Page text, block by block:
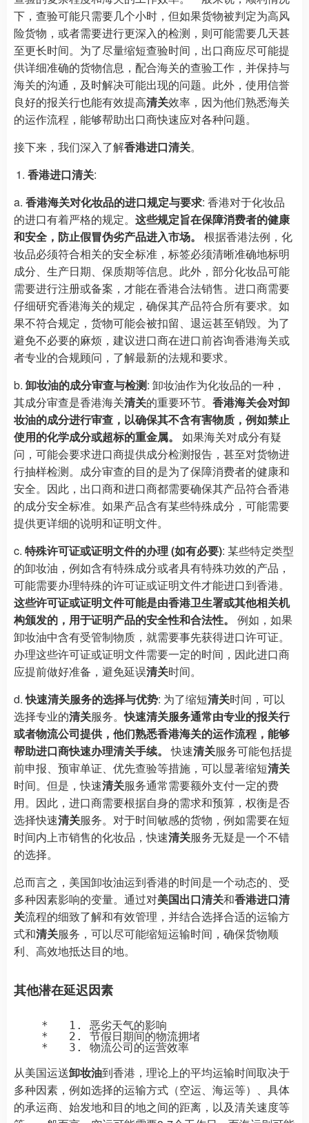
下，查验可能只需要几个小时，但如果货物被判定为高风
险货物，或者需要进行更深入的检测，则可能需要几天甚
至更长时间。为了尽量缩短查验时间，出口商应尽可能提
供详细准确的货物信息，配合海关的查验工作，并保持与
海关的沟通，及时解决可能出现的问题。此外，使用信誉
良好的报关行也能有效提高清关效率，因为他们熟悉海关
的运作流程，能够帮助出口商快速应对各种问题。
接下来，我们深入了解香港进口清关。
香港进口清关:
a. 香港海关对化妆品的进口规定与要求: 香港对于化妆品
的进口有着严格的规定。 这些规定旨在保障消费者的健康
和安全，防止假冒伪劣产品进入市场。
根据香港法例，化
妆品必须符合相关的安全标准，标签必须清晰准确地标明
成分、生产日期、保质期等信息。此外，部分化妆品可能
需要进行注册或备案，才能在香港合法销售。进口商需要
仔细研究香港海关的规定，确保其产品符合所有要求。如
果不符合规定，货物可能会被扣留、退运甚至销毁。为了
避免不必要的麻烦，建议进口商在进口前咨询香港海关或
者专业的合规顾问，了解最新的法规和要求。
b. 卸妆油的成分审查与检测: 卸妆油作为化妆品的一种，
其成分审查是香港海关清关的重要环节。 香港海关会对卸
妆油的成分进行审查，以确保其不含有害物质，例如禁止
使用的化学成分或超标的重金属。
如果海关对成分有疑
问，可能会要求进口商提供成分检测报告，甚至对货物进
行抽样检测。成分审查的目的是为了保障消费者的健康和
安全。因此，出口商和进口商都需要确保其产品符合香港
的成分安全标准。如果产品含有某些特殊成分，可能需要
提供更详细的说明和证明文件。
c. 特殊许可证或证明文件的办理 (如有必要): 某些特定类型
的卸妆油，例如含有特殊成分或者具有特殊功效的产品，
可能需要办理特殊的许可证或证明文件才能进口到香港。
这些许可证或证明文件可能是由香港卫生署或其他相关机
构颁发的，用于证明产品的安全性和合法性。
例如，如果
卸妆油中含有受管制物质，就需要事先获得进口许可证。
办理这些许可证或证明文件需要一定的时间，因此进口商
应提前做好准备，避免延误清关时间。
d.快速清关服务的选择与优势: 为了缩短清关时间，可以
选择专业的清关服务。快速清关服务通常由专业的报关行
或者物流公司提供，他们熟悉香港海关的运作流程，能够
帮助进口商快速办理清关手续。 快速清关服务可能包括提
前申报、预审单证、优先查验等措施，可以显著缩短清关
时间。但是，快速清关服务通常需要额外支付一定的费
用。因此，进口商需要根据自身的需求和预算，权衡是否
选择快速清关服务。对于时间敏感的货物，例如需要在短
时间内上市销售的化妆品，快速清关服务无疑是一个不错
的选择。
总而言之，美国卸妆油运到香港的时间是一个动态的、受
多种因素影响的变量。通过对美国出口清关和香港进口清
关流程的细致了解和有效管理，并结合选择合适的运输方
式和清关服务，可以尽可能缩短运输时间，确保货物顺
利、高效地抵达目的地。
其他潜在延迟因素
    *   1. 恶劣天气的影响
    *   2. 节假日期间的物流拥堵
从美国运送卸妆油到香港，理论上的平均运输时间取决于
多种因素，例如选择的运输方式（空运、海运等）、具体
的承运商、始发地和目的地之间的距离，以及清关速度等